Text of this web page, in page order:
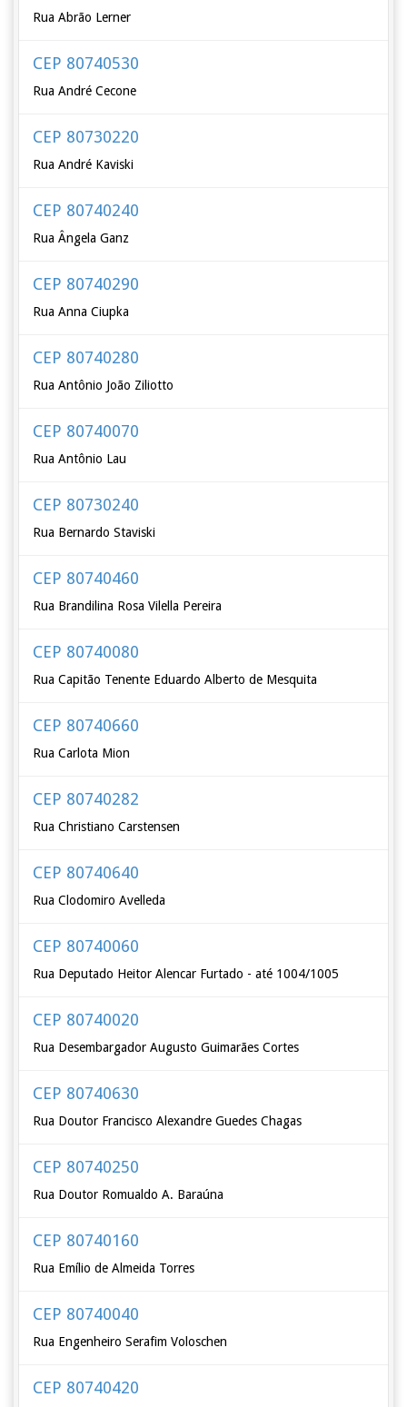
Rua Abrão Lerner
CEP 80740530
Rua André Cecone
CEP 80730220
Rua André Kaviski
CEP 80740240
Rua Ângela Ganz
CEP 80740290
Rua Anna Ciupka
CEP 80740280
Rua Antônio João Ziliotto
CEP 80740070
Rua Antônio Lau
CEP 80730240
Rua Bernardo Staviski
CEP 80740460
Rua Brandilina Rosa Vilella Pereira
CEP 80740080
Rua Capitão Tenente Eduardo Alberto de Mesquita
CEP 80740660
Rua Carlota Mion
CEP 80740282
Rua Christiano Carstensen
CEP 80740640
Rua Clodomiro Avelleda
CEP 80740060
Rua Deputado Heitor Alencar Furtado - até 1004/1005
CEP 80740020
Rua Desembargador Augusto Guimarães Cortes
CEP 80740630
Rua Doutor Francisco Alexandre Guedes Chagas
CEP 80740250
Rua Doutor Romualdo A. Baraúna
CEP 80740160
Rua Emílio de Almeida Torres
CEP 80740040
Rua Engenheiro Serafim Voloschen
CEP 80740420